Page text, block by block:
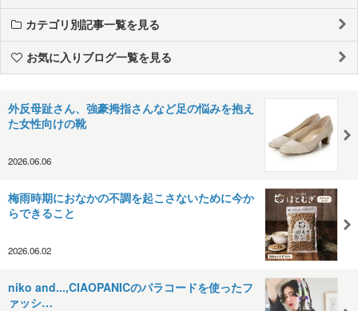
カテゴリ別記事一覧を見る
お気に入りブログ一覧を見る
外反母趾さん、強豪拇指さんなど足の悩みを抱え
た女性向けの靴
2026.06.06
梅雨時期におなかの不調を起こさないために今か
らできること
2026.06.02
niko and...,CIAOPANICのパラコードを使ったフ
ァッシ…